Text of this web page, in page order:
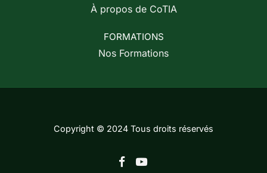
À propos de CoTIA
FORMATIONS
Nos Formations
Copyright © 2024 Tous droits réservés